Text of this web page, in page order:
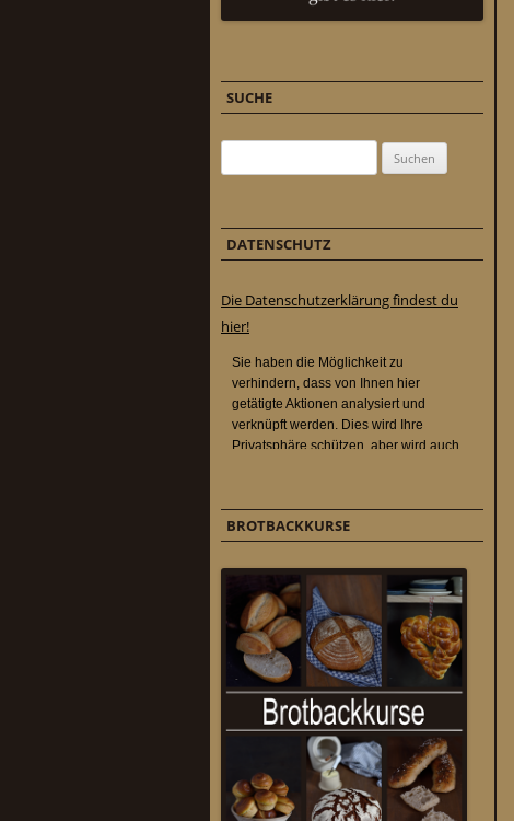
SUCHE
DATENSCHUTZ
Die Datenschutzerklärung findest du
hier!
BROTBACKKURSE